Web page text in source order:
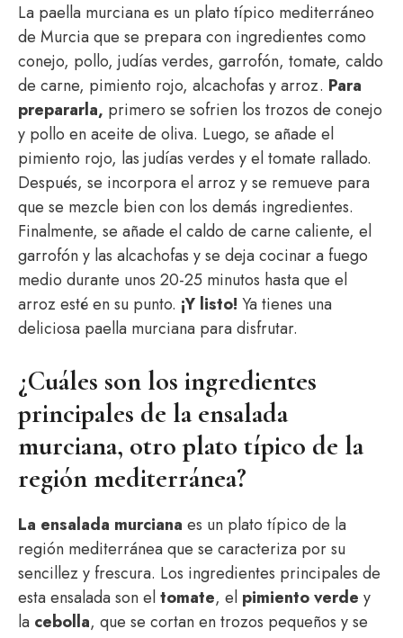
La paella murciana es un plato típico mediterráneo
de Murcia que se prepara con ingredientes como
conejo, pollo, judías verdes, garrofón, tomate, caldo
de carne, pimiento rojo, alcachofas y arroz. Para
prepararla, primero se sofrien los trozos de conejo
y pollo en aceite de oliva. Luego, se añade el
pimiento rojo, las judías verdes y el tomate rallado.
Después, se incorpora el arroz y se remueve para
que se mezcle bien con los demás ingredientes.
Finalmente, se añade el caldo de carne caliente, el
garrofón y las alcachofas y se deja cocinar a fuego
medio durante unos 20-25 minutos hasta que el
arroz esté en su punto. ¡Y listo! Ya tienes una
deliciosa paella murciana para disfrutar.
¿Cuáles son los ingredientes
principales de la ensalada
murciana, otro plato típico de la
región mediterránea?
La ensalada murciana es un plato típico de la
región mediterránea que se caracteriza por su
sencillez y frescura. Los ingredientes principales de
esta ensalada son eltomate, el pimiento verde y
la cebolla, que se cortan en trozos pequeños y se